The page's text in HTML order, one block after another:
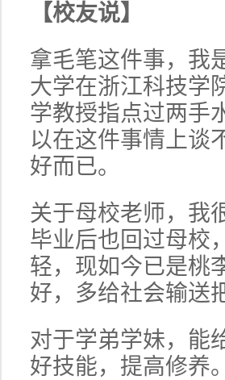
【校友说】
拿毛笔这件事，我
大学在浙江科技学
学教授指点过两手
以在这件事情上谈
好而已。
关于母校老师，我
毕业后也回过母校
轻，现如今已是桃
好，多给社会输送
对于学弟学妹，能
好技能，提高修养